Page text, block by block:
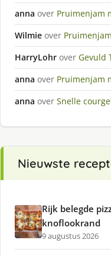
anna over Pruimenjam
Wilmie over
HarryLohr over Gevuld
anna over Pruimenjam
anna over Snelle
Nieuwste
Rijk belegde
knoflookrand
9 augustus 2026